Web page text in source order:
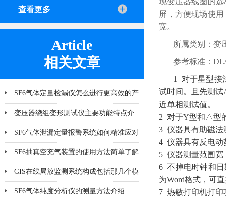
查看更多
Article
相关文章
SF6气体定量检漏仪怎么进行更高效的产
品检漏?
变压器绕组变形测试仪主要功能特点介
绍
SF6气体泄漏定量报警系统如何精准应对
泄漏风险？
SF6抽真空充气装置的使用方法简单了解
一下
GIS在线局放监测系统构成包括那几个模
块
SF6气体纯度分析仪的测量方法介绍
屏，方便现场使
宽。
所属类别：变
参考标准：
1 对于星型接
试时间。且先测
近单相测试值。
2 对于Y型和△型
3 仪器具有助磁法
4 仪器具有反电动
5 仪器测量范围
6 不掉电时钟和日
为Word格式，可
7 热敏打印机打印